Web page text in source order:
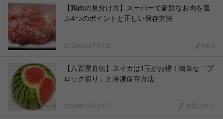
【鶏肉の見分け方】スーパーで新鮮なお肉を選
ぶ4つのポイントと正しい保存方法
2026年08月01日 miho
【八百屋直伝】スイカは1玉がお得！簡単な「ブ
ロック切り」と冷凍保存方法
2026年08月01日 青髪のテツ